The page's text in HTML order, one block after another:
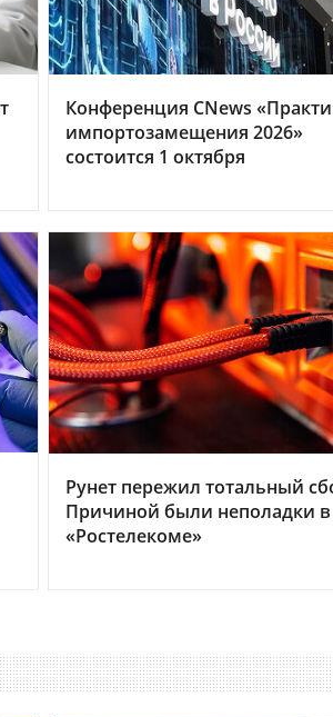
Конференция CNews
импортозамещения 2026»
состоится 1 октября
Рунет пережил тотальный
Причиной были неполадки в
«Ростелекоме»